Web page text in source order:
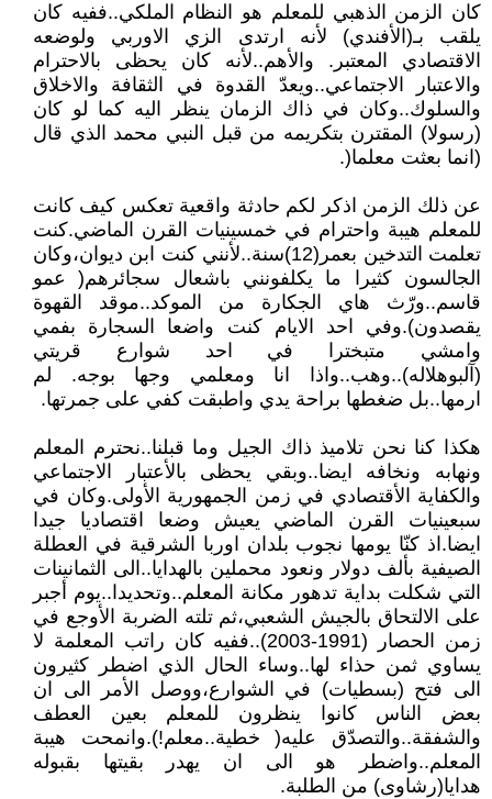
كان الزمن الذهبي للمعلم هو النظام الملكي..ففيه كان
يلقب بـ(الأفندي) لأنه ارتدى الزي الاوربي ولوضعه
الاقتصادي المعتبر. والأهم..لأنه كان يحظى بالاحترام
والاعتبار الاجتماعي..ويعدّ القدوة في الثقافة والاخلاق
والسلوك..وكان في ذاك الزمان ينظر اليه كما لو كان
(رسولا) المقترن بتكريمه من قبل النبي محمد الذي قال
(انما بعثت معلما(.
عن ذلك الزمن اذكر لكم حادثة واقعية تعكس كيف كانت
للمعلم هيبة واحترام في خمسينيات القرن الماضي.كنت
تعلمت التدخين بعمر(12)سنة..لأنني كنت ابن ديوان،وكان
الجالسون كثيرا ما يكلفونني باشعال سجائرهم( عمو
قاسم..ورّث هاي الجكارة من الموكد..موقد القهوة
يقصدون).وفي احد الايام كنت واضعا السجارة بفمي
وامشي متبخترا في احد شوارع قريتي
(آلبوهلاله)..وهب..واذا انا ومعلمي وجها بوجه. لم
ارمها..بل ضغطها براحة يدي واطبقت كفي على جمرتها.
هكذا كنا نحن تلاميذ ذاك الجيل وما قبلنا..نحترم المعلم
ونهابه ونخافه ايضا..وبقي يحظى بالأعتبار الاجتماعي
والكفاية الأقتصادي في زمن الجمهورية الأولى.وكان في
سبعينيات القرن الماضي يعيش وضعا اقتصاديا جيدا
ايضا.اذ كنّا يومها نجوب بلدان اوربا الشرقية في العطلة
الصيفية بألف دولار ونعود محملين بالهدايا..الى الثمانينات
التي شكلت بداية تدهور مكانة المعلم..وتحديدا..يوم أجبر
على الالتحاق بالجيش الشعبي،ثم تلته الضربة الأوجع في
زمن الحصار (1991-2003)..ففيه كان راتب المعلمة لا
يساوي ثمن حذاء لها..وساء الحال الذي اضطر كثيرون
الى فتح (بسطيات) في الشوارع،ووصل الأمر الى ان
بعض الناس كانوا ينظرون للمعلم بعين العطف
والشفقة..والتصدّق عليه( خطية..معلم!).وانمحت هيبة
المعلم..واضطر هو الى ان يهدر بقيتها بقبوله
هدايا(رشاوى) من الطلبة.